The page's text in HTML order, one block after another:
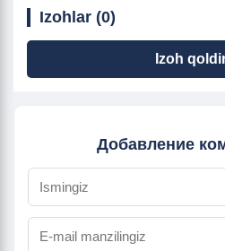
Izohlar (0)
Izoh
Добавление